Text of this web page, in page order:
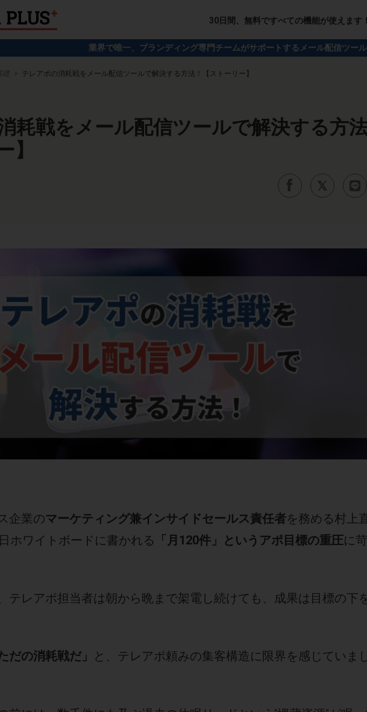
30日間、無料ですべての機能が使えます
業界で唯一、ブランディング専門チームがサポートするメール配信ツー
テレアポの消耗戦をメール配信ツールで解決する方法！【ストーリー】
耗戦をメール配信ツールで解決する方
】
企業のマーケティング兼インサイドセールス責任者を務める村上
ホワイトボードに書かれる
「月120件」というアポ目標の重圧に
テレアポ担当者は朝から晩まで架電し続けても、成果は目標の下
だの消耗戦だ」
と、テレアポ頼みの集客構造に限界を感じていま